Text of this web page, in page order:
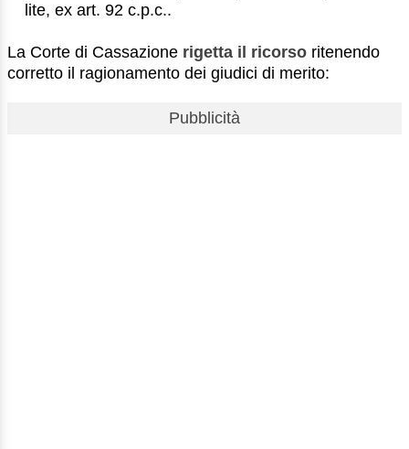
lite, ex art. 92 c.p.c..
La Corte di Cassazione rigetta il ricorso ritenendo
corretto il ragionamento dei giudici di merito:
Pubblicità